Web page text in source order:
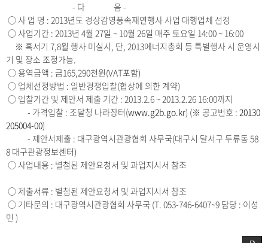
- 다 음 -
○ 사 업 명 : 2013년도 경상감영풍속재연행사 사업 대행업체 선정
○ 사업기간 : 2013년 4월 27일 ~ 10월 26일 매주 토요일 14:00 ~ 16:00
※ 혹서기 7,8월 행사 미실시, 단, 2013에너지총회 등 특별행사 시 운영시
기 및 장소 조정가능.
○ 용역금액 : 금165,290천원(VAT포함)
○ 업체선정방법 : 일반경쟁입찰(협상에 의한 계약)
○ 입찰기간 및 제안서 제출 기간 : 2013.2.6 ~ 2013.2.26 16:00까지
- 가격입찰 : 조달청 나라장터(www.g2b.go.kr) (※ 공고번호 : 20130
205004-00)
- 제안서제출 : 대구광역시관광협회 사무국(대구시 달서구 두류동 58
8 대구관광정보센터)
○ 사업내용 : 별첨된 제안요청서 및 과업지시서 참조
○ 제출서류 : 별첨된 제안요청서 및 과업지시서 참조
○ 기타문의 : 대구광역시관광협회 사무국 (T. 053-746-6407~9 담당 : 이성
민 )